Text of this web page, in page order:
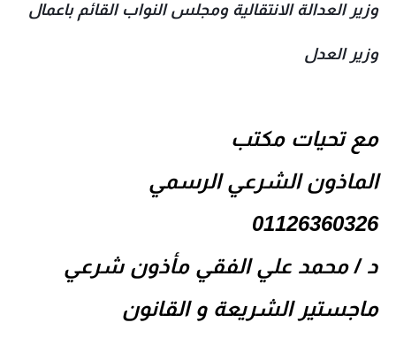
وزير العدالة الانتقالية ومجلس النواب القائم باعمال
وزير العدل
مع تحيات مكتب
الماذون الشرعي الرسمي
01126360326
د / محمد علي الفقي مأذون شرعي
ماجستير الشريعة و القانون